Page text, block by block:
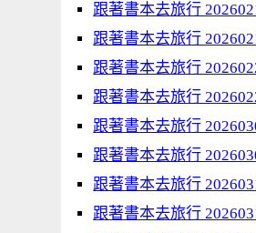
跟著書本去旅行
跟著書本去旅行
跟著書本去旅行
跟著書本去旅行
跟著書本去旅行
跟著書本去旅行
跟著書本去旅行
跟著書本去旅行